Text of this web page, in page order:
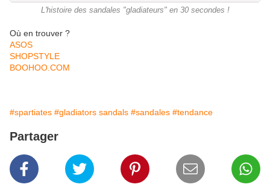
L'histoire des sandales "gladiateurs" en 30 secondes !
Où en trouver ?
ASOS
SHOPSTYLE
BOOHOO.COM
#spartiates #gladiators sandals #sandales #tendance
Partager